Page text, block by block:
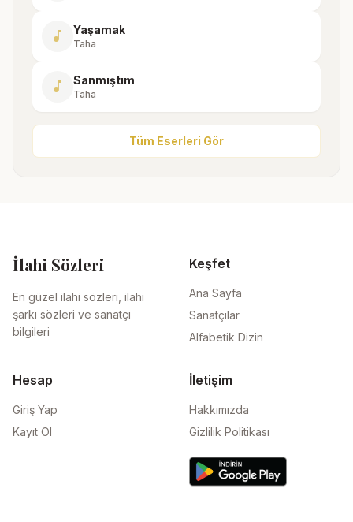
music_note Yaşamak
Taha
music_note Sanmıştım
Taha
Tüm Eserleri Gör
İlahi Sözleri
En güzel ilahi sözleri, ilahi
şarkı sözleri ve sanatçı
bilgileri
Keşfet
Ana Sayfa
Sanatçılar
Alfabetik Dizin
Hesap
Giriş Yap
Kayıt Ol
İletişim
Hakkımızda
Gizlilik Politikası